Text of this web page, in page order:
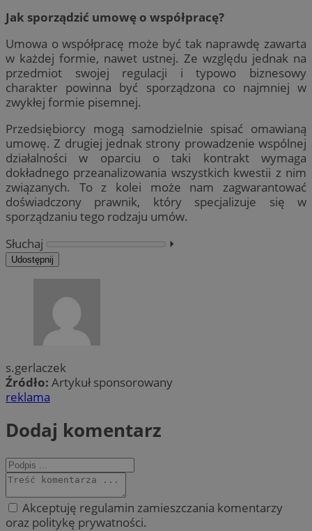
Jak sporządzić umowę o współpracę?
Umowa o współpracę może być tak naprawdę zawarta
w każdej formie, nawet ustnej. Ze względu jednak na
przedmiot swojej regulacji i typowo biznesowy
charakter powinna być sporządzona co najmniej w
zwykłej formie pisemnej.
Przedsiębiorcy mogą samodzielnie spisać omawianą
umowę. Z drugiej jednak strony prowadzenie wspólnej
działalności w oparciu o taki kontrakt wymaga
dokładnego przeanalizowania wszystkich kwestii z nim
związanych. To z kolei może nam zagwarantować
doświadczony prawnik, który specjalizuje się w
sporządzaniu tego rodzaju umów.
Słuchaj
⏵︎
Udostępnij
s.gerlaczek
Źródło: Artykuł sponsorowany
reklama
Dodaj komentarz
Akceptuję regulamin zamieszczania komentarzy
oraz politykę prywatności.